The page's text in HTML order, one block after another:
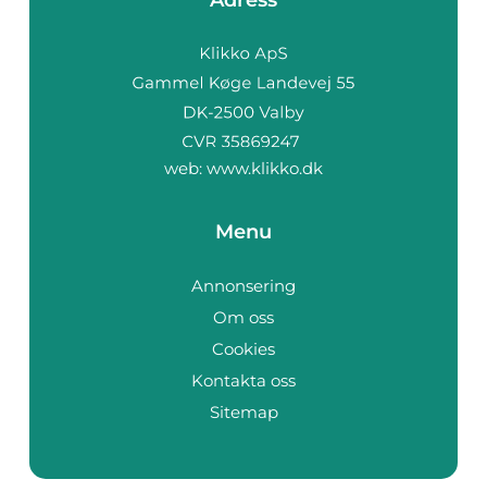
web: www.klikko.dk
Menu
Annonsering
Om oss
Cookies
Kontakta oss
Sitemap